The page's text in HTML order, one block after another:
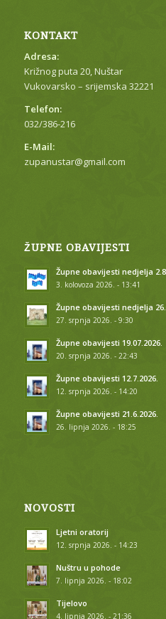
KONTAKT
Adresa:
Križnog puta 20, Nuštar
Vukovarsko – srijemska 32221
Telefon:
032/386-216
E-Mail:
zupanustar@gmail.com
ŽUPNE OBAVIJESTI
Župne obavijesti nedjelja
3. kolovoza 2026. - 13:41
Župne obavijesti nedjelja
27. srpnja 2026. - 9:30
Župne obavijesti 19.07.2026.
20. srpnja 2026. - 22:43
Župne obavijesti 12.7.2026.
12. srpnja 2026. - 14:20
Župne obavijesti 21.6.2026.
26. lipnja 2026. - 18:25
NOVOSTI
Ljetni oratorij
12. srpnja 2026. - 14:23
Nuštru u pohode
7. lipnja 2026. - 18:02
Tijelovo
4. lipnja 2026. - 21:36